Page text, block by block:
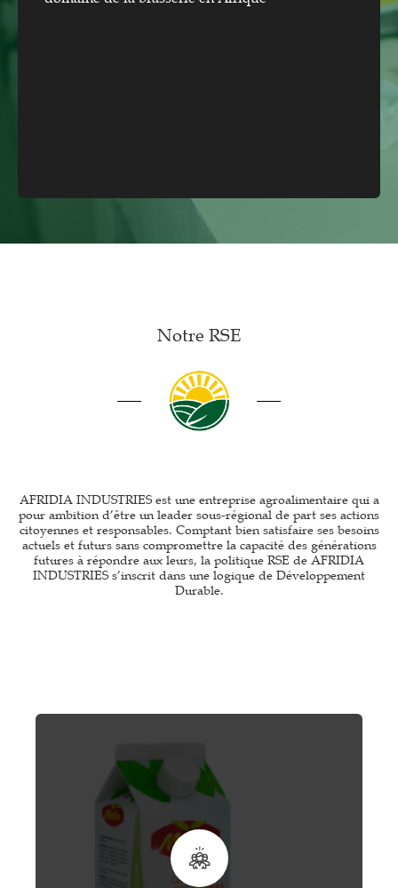
Notre RSE
AFRIDIA INDUSTRIES est une entreprise agroalimentaire qui a
pour ambition d’être un leader sous-régional de part ses actions
citoyennes et responsables. Comptant bien satisfaire ses besoins
actuels et futurs sans compromettre la capacité des générations
futures à répondre aux leurs, la politique RSE de AFRIDIA
INDUSTRIES s’inscrit dans une logique de Développement
Durable.